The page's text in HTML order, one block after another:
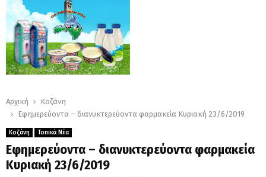
Αρχική
Κοζάνη
Εφημερεύοντα – διανυκτερεύοντα φαρμακεία Κυριακή 23/6/2019
Κοζάνη Τοπικά Νέα
Εφημερεύοντα – διανυκτερεύοντα φαρμακεία
Κυριακή 23/6/2019